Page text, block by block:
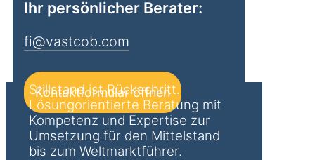
Ihr persönlicher Berater:
fi@vastcob.com
Kontaktformular öffnen
Stillstand ist Rückschritt.
Lösungorientierte Beratung mit
Kompetenz und Expertise zur
Umsetzung für den Mittelstand
bis zum Weltmarktführer.